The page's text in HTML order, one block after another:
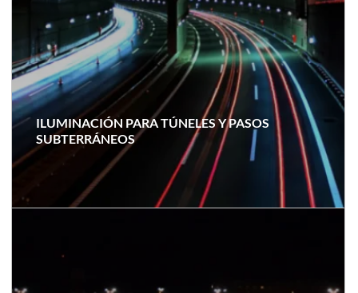
ILUMINACIÓN PARA TÚNELES Y PASOS
SUBTERRÁNEOS